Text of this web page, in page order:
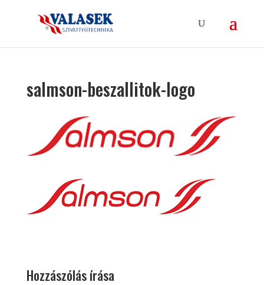
salmson-beszallitok-logo
Hozzászólás írása